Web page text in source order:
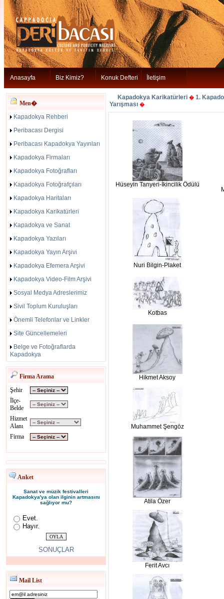
Anasayfa Biz Kimiz? Konuk Defteri İletişim
Men�
Kapadokya Rehberi
Peribacası Dergisi
Peribacası Kapadokya Yayınları
Kapadokya Firmaları
Kapadokya Fotoğrafları
Kapadokya Fotoğrafçıları
Kapadokya Haritaları
Kapadokya Karikatürleri
Kapadokya ve Sanat
Kapadokya Yazıları
Kapadokya Yayın Arşivi
Kapadokya Efemera Arşivi
Kapadokya Video-Film Arşivi
Sosyal Medya Adreslerimiz
Sivil Toplum Kuruluşları
Önemli Telefonlar ve Linkler
Site Güncellemeleri
Belge ve Fotoğraflarda
Kapadokya
Firma Arama
Şehir
İlçe-
Belde
Hizmet
Alanı
Firma
Anket
Sanat ve müzik festivalleri
Kapadokya'ya olan ilginin artmasını
sağlıyor mu?
Evet.
Hayır.
SONUÇLAR
Mail List
Kapadokya Karikatürleri � 1.
Yarışması �
Hüseyin Tanyeri-İkincilik Ödülü
Nuri Bilgin-Plaket
Kotbas
Hikmet Aksoy
Muhammet Şengöz
Atila Özer
Ferit Avcı